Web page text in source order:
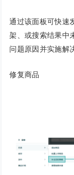
通过该面板可快速
架、或搜索结果中
问题原因并实施解
修复商品